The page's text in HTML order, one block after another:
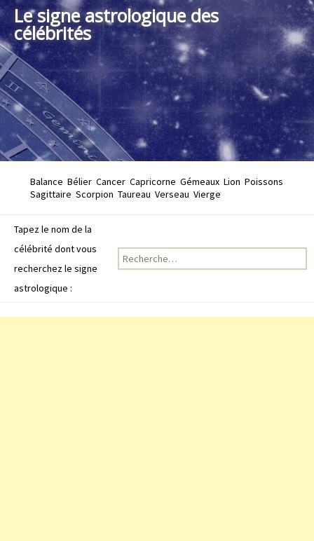
Le signe astrologique des
célébrités
Balance Bélier Cancer Capricorne Gémeaux Lion Poissons
Sagittaire Scorpion Taureau Verseau Vierge
Tapez le nom de la
célébrité dont vous
recherchez le signe
astrologique :
Recherche pour :